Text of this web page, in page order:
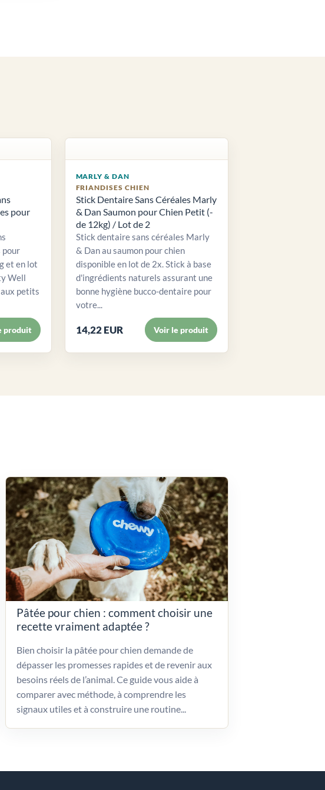
pour
pour
et en lot
Well
petits
produit
MARLY & DAN
FRIANDISES CHIEN
Stick Dentaire Sans Céréales Marly
& Dan Saumon pour Chien Petit (-
de 12kg) / Lot de 2
Stick dentaire sans céréales Marly
& Dan au saumon pour chien
disponible en lot de 2x. Stick à base
d'ingrédients naturels assurant une
bonne hygiène bucco-dentaire pour
votre...
14,22 EUR Voir le produit
Pâtée pour chien : comment choisir une
recette vraiment adaptée ?
Bien choisir la pâtée pour chien demande de
dépasser les promesses rapides et de revenir aux
besoins réels de l’animal. Ce guide vous aide à
comparer avec méthode, à comprendre les
signaux utiles et à construire une routine...